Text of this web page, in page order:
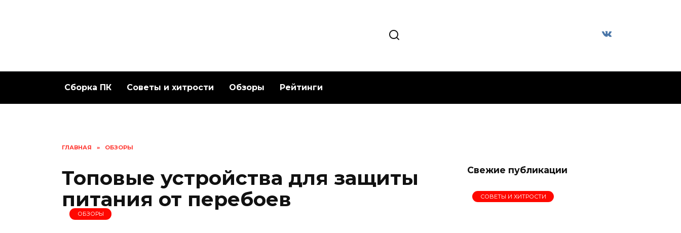
Сборка ПК Советы и хитрости Обзоры Рейтинги
ГЛАВНАЯ » ОБЗОРЫ
Топовые устройства для защиты
питания от перебоев
ОБЗОРЫ
Свежие публикации
СОВЕТЫ И ХИТРОСТИ